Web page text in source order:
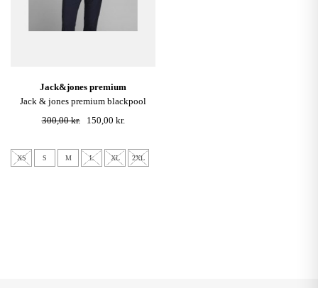
jack&jones premium
jack & jones premium blackpool
skjorte - dark navy
300,00 kr. 150,00 kr.
XS S M L XL 2XL